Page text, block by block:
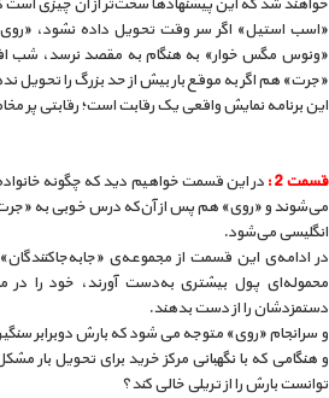
«اسب استیل» اگر سر وقت تحویل داده نشود،
«ونوس مگس خوار» به هنگام به مقصد نرسد، شب
«جرت» هم اگر به موقع بار بیش از حد بزرگ را تحویل
این برنامه نمایش واقعی یک رقابت است؛ رقابتی پر
قسمت 2 :
در این قسمت خواهیم دید که چگونه
می‌شوند و «روی» هم پس از آن‌که درس خوبی به
انگلیسی می‌شود.
در ادامه‌ی این قسمت از مجموعه‌ی
محموله‌ای پول بیشتری به‌دست آورند، خود را
دستمزدشان را از دست بدهند.
و سرانجام «روی» متوجه می شود که بارش دوبرابر
و هنگامی که با نگهبانی مرکز خرید برای تحویل بار
توانست بارش را از تریلی خالی کند؟